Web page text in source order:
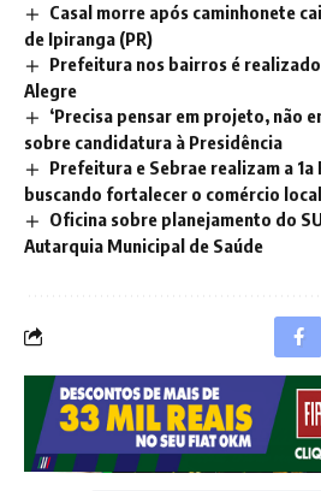
Casal morre após caminhonete
de Ipiranga (PR)
Prefeitura nos bairros é realizado
Alegre
‘Precisa pensar em projeto, não
sobre candidatura à Presidência
Prefeitura e Sebrae realizam a
buscando fortalecer o comércio
Oficina sobre planejamento do
Autarquia Municipal de Saúde